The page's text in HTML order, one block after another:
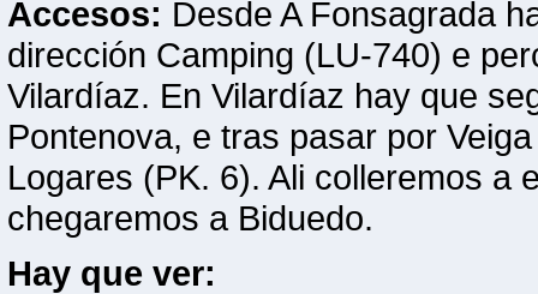
Accesos: Desde A Fonsagrada
dirección Camping (LU-740) e
Vilardíaz. En Vilardíaz hay que
Pontenova, e tras pasar por
Logares (PK. 6). Ali colleremos a
chegaremos a Biduedo.
Hay que ver: